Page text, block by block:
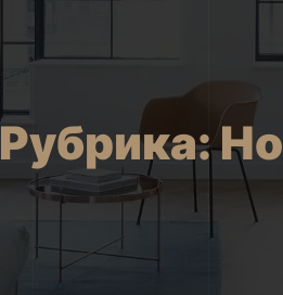
Рубрика: